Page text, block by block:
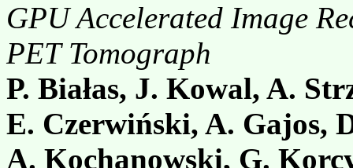
GPU Accelerated Image
PET Tomograph
P. Białas, J. Kowal, A.
E. Czerwiński, A. Gajos,
A. Kochanowski, G.